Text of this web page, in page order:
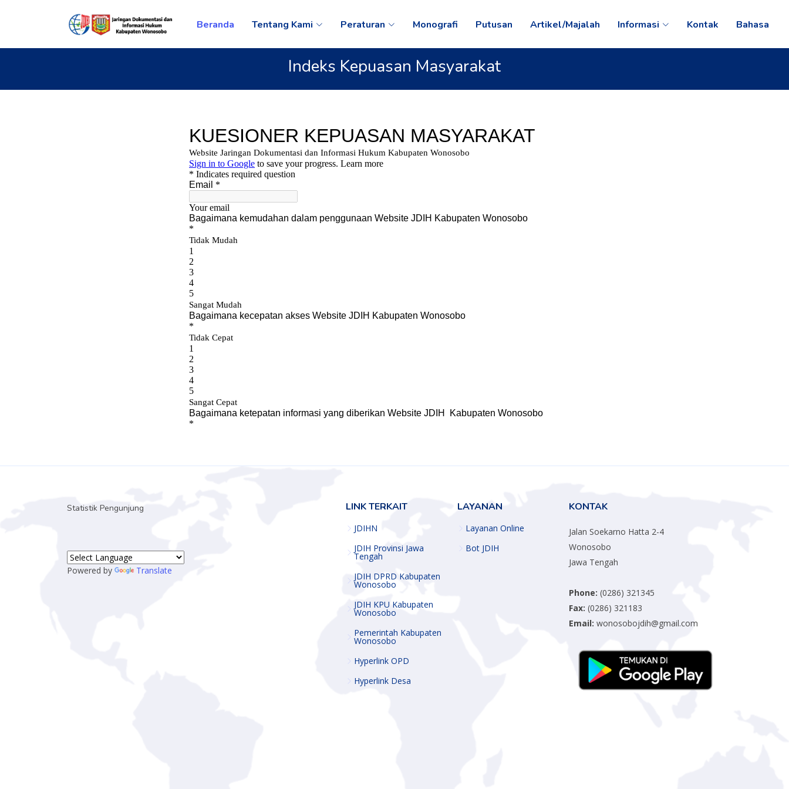
Beranda Tentang Kami Peraturan Monografi Putusan Artikel/Majalah Informasi Kontak Bahasa
Indeks Kepuasan Masyarakat
Statistik Pengunjung
Powered by Translate
LINK TERKAIT
JDIHN
JDIH Provinsi Jawa
Tengah
JDIH DPRD Kabupaten
Wonosobo
JDIH KPU Kabupaten
Wonosobo
Pemerintah Kabupaten
Wonosobo
Hyperlink OPD
Hyperlink Desa
LAYANAN
Layanan Online
Bot JDIH
KONTAK
Jalan Soekarno Hatta 2-4
Wonosobo
Jawa Tengah
Phone: (0286) 321345
Fax: (0286) 321183
Email: wonosobojdih@gmail.com